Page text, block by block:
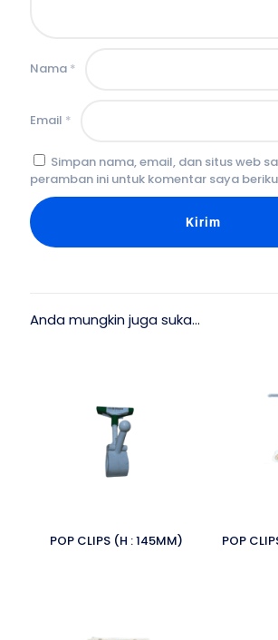
Nama *
Email *
Simpan nama, email, dan situs web
peramban ini untuk komentar saya
Anda mungkin juga suka…
POP CLIPS (H : 145MM) POP